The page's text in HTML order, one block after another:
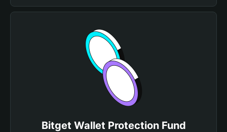
Bitget Wallet Protection Fund